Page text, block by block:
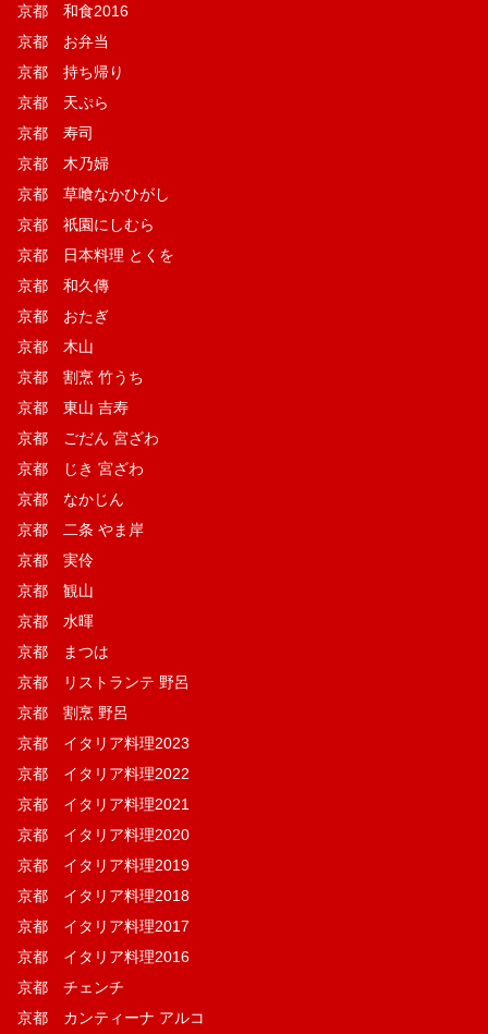
京都 和食2016
京都 お弁当
京都 持ち帰り
京都 天ぷら
京都 寿司
京都 木乃婦
京都 草喰なかひがし
京都 祇園にしむら
京都 日本料理 とくを
京都 和久傳
京都 おたぎ
京都 木山
京都 割烹 竹うち
京都 東山 吉寿
京都 ごだん 宮ざわ
京都 じき 宮ざわ
京都 なかじん
京都 二条 やま岸
京都 実伶
京都 観山
京都 水暉
京都 まつは
京都 リストランテ 野呂
京都 割烹 野呂
京都 イタリア料理2023
京都 イタリア料理2022
京都 イタリア料理2021
京都 イタリア料理2020
京都 イタリア料理2019
京都 イタリア料理2018
京都 イタリア料理2017
京都 イタリア料理2016
京都 チェンチ
京都 カンティーナ アルコ